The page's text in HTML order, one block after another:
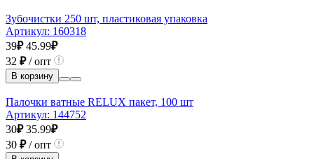
Зубочистки 250 шт, пластиковая упаковка
Артикул: 160318
39₽ 45.99₽
32 ₽/ опт
В корзину
Палочки ватные RELUX пакет, 100 шт
Артикул: 144752
30₽ 35.99₽
30 ₽/ опт